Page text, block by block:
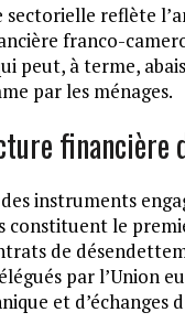
reflète
franco-
peut, à terme,
par les ménages.
financière
instruments
constituent le
de
par l’Union
et d’échanges